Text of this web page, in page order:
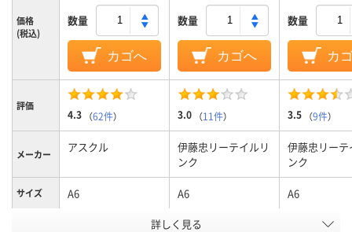
価格
(税込)
数量
カゴへ
数量
カゴへ
数量
カ
評価
4.3 （62件） 3.0 （11件） 3.5 （9件）
メーカー アスクル
伊藤忠リーテイルリ
ンク
伊藤忠リーテ
ンク
サイズ A6 A6 A6
袋入り（吊しひもな 袋入り（吊しひもな 袋入り（吊し
詳しく見る